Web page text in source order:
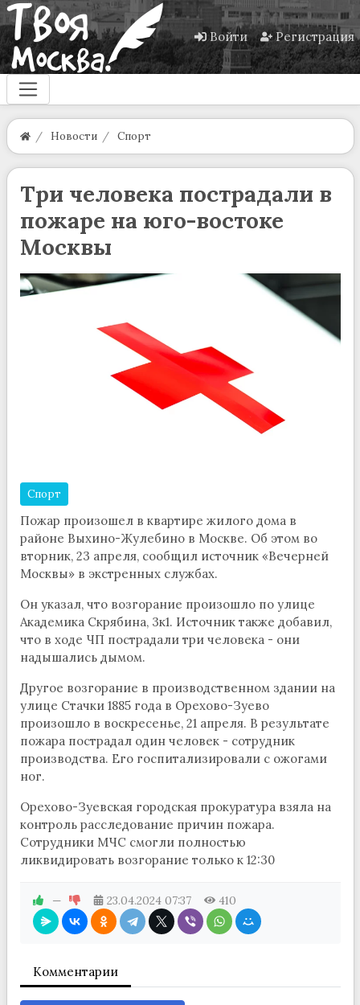
Войти Регистрация
Новости Спорт
Три человека пострадали в
пожаре на юго-востоке
Москвы
Спорт
Пожар произошел в квартире жилого дома в
районе Выхино-Жулебино в Москве. Об этом во
вторник, 23 апреля, сообщил источник «Вечерней
Москвы» в экстренных службах.
Он указал, что возгорание произошло по улице
Академика Скрябина, 3к1. Источник также добавил,
что в ходе ЧП пострадали три человека - они
надышались дымом.
Другое возгорание в производственном здании на
улице Стачки 1885 года в Орехово-Зуево
произошло в воскресенье, 21 апреля. В результате
пожара пострадал один человек - сотрудник
производства. Его госпитализировали с ожогами
ног.
Орехово-Зуевская городская прокуратура взяла на
контроль расследование причин пожара.
Сотрудники МЧС смогли полностью
ликвидировать возгорание только к 12:30
— 23.04.2024 07:37 410
Комментарии